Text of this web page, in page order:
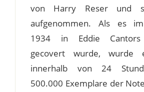
von Harry Reser und
aufgenommen. Als es
1934 in Eddie Cantors
gecovert wurde,
innerhalb von 24
500.000 Exemplare der